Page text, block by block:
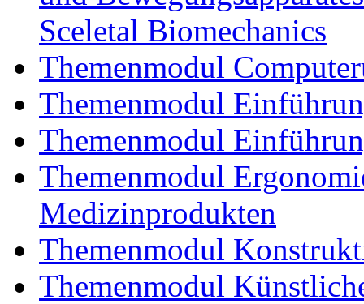
Sceletal Biomechanics
Themenmodul
Themenmodul
Themenmodul
Themenmodul
Medizinprodukten
Themenmodul
Themenmodul